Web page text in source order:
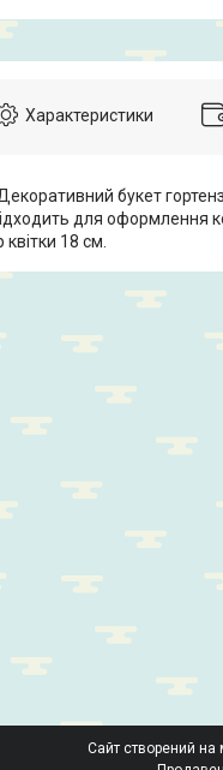
Характеристики
букет
для оформлення
квітки 18 см.
Сайт створений на